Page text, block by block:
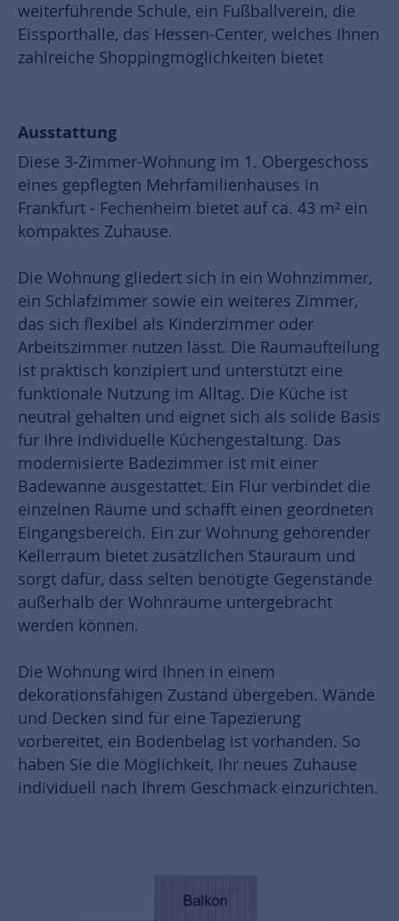
weiterführende Schule, ein Fußballverein, die
Eissporthalle, das Hessen-Center, welches Ihnen
zahlreiche Shoppingmöglichkeiten bietet
Ausstattung
Diese 3-Zimmer-Wohnung im 1. Obergeschoss
eines gepflegten Mehrfamilienhauses in
Frankfurt - Fechenheim bietet auf ca. 43 m² ein
kompaktes Zuhause.
Die Wohnung gliedert sich in ein Wohnzimmer,
ein Schlafzimmer sowie ein weiteres Zimmer,
das sich flexibel als Kinderzimmer oder
Arbeitszimmer nutzen lässt. Die Raumaufteilung
ist praktisch konzipiert und unterstützt eine
funktionale Nutzung im Alltag. Die Küche ist
neutral gehalten und eignet sich als solide Basis
für Ihre individuelle Küchengestaltung. Das
modernisierte Badezimmer ist mit einer
Badewanne ausgestattet. Ein Flur verbindet die
einzelnen Räume und schafft einen geordneten
Eingangsbereich. Ein zur Wohnung gehörender
Kellerraum bietet zusätzlichen Stauraum und
sorgt dafür, dass selten benötigte Gegenstände
außerhalb der Wohnräume untergebracht
werden können.
Die Wohnung wird Ihnen in einem
dekorationsfähigen Zustand übergeben. Wände
und Decken sind für eine Tapezierung
vorbereitet, ein Bodenbelag ist vorhanden. So
haben Sie die Möglichkeit, Ihr neues Zuhause
individuell nach Ihrem Geschmack einzurichten.